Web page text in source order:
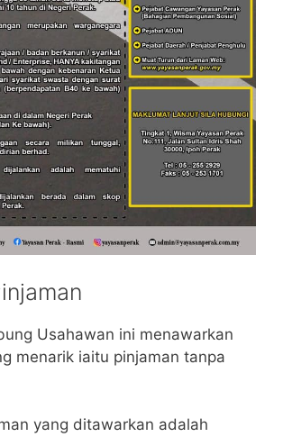
Usahawan ini menawarkan
menarik iaitu pinjaman tanpa
yang ditawarkan adalah